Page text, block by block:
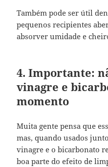
Também pode ser útil
pequenos recipientes
absorver umidade e
4. Importante:
vinagre e
momento
Muita gente pensa que
mas, quando usados
vinagre e o bicarbonato
boa parte do efeito de